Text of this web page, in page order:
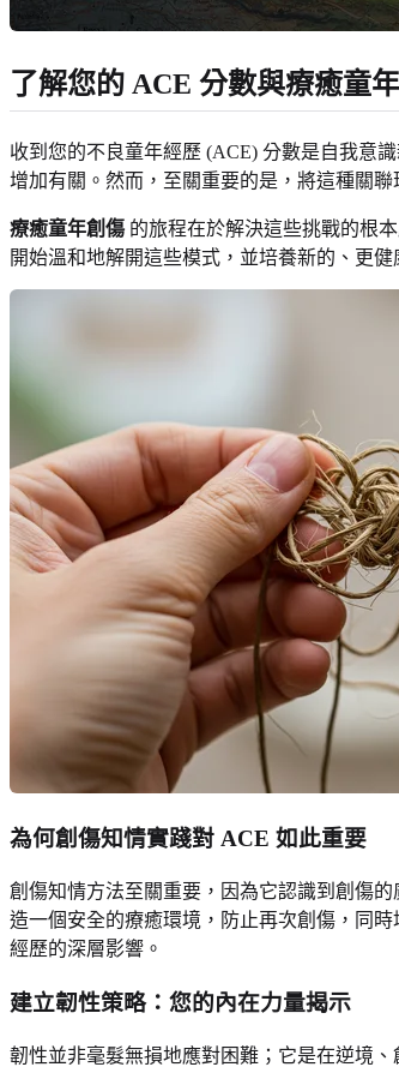
了解您的 ACE 分數與療癒童
收到您的不良童年經歷 (ACE) 分數是自我意
增加有關。然而，至關重要的是，將這種關
療癒童年創傷的旅程在於解決這些挑戰的根
開始溫和地解開這些模式，並培養新的、更健
為何創傷知情實踐對 ACE 如此重要
創傷知情方法至關重要，因為它認識到創傷
造一個安全的療癒環境，防止再次創傷，同
經歷的深層影響。
建立韌性策略：您的內在力量揭示
韌性並非毫髮無損地應對困難；它是在逆境